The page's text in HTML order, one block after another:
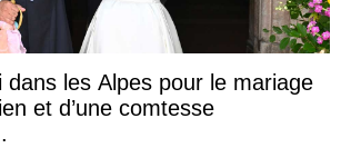
dans les Alpes pour le mariage
et d’une comtesse